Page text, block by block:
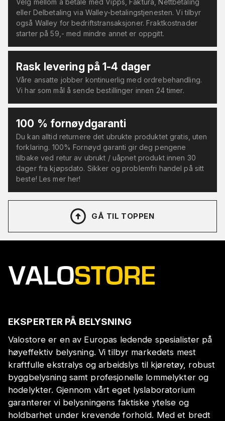
Velg mellom å betale med Vipps, Faktura, Nettbetaling
eller Delbetaling via Walley-betalingstjenesten. Vi tilbyr
også Walley for bedriftstransaksjoner. Fraktkostnader
starter på 59,- med mindre annet er oppgitt.
Rask levering på 1-4 dager
Våre ansatte jobber kontinuerlig med ordrebehandling.
Vi har som mål å sende bestillinger innen 24 timer.
100 % fornøydgaranti
Du kan alltid returnere det ubrukte produktet gratis, uten
forklaring. 100% Fornøyd garanti gir deg pengene
tilbake ved retur av ubrukt / uåpnet produkt innen 30
dager fra kjøpsdato. Sikker og problemfri handel på sitt
beste! Les mer her!
GÅ TIL TOPPEN
EKSPERTER PÅ BELYSNING
Valostore er en av Europas ledende spesialister på
høyeffektiv belysning. Vi tilbyr markedets mest
kraftfulle ekstralys og arbeidslys til kjøretøy, robust
byggbelysning samt profesjonelle lommelykter og
hodelykter. Gjennom vårt eget lyslaboratorium
garanterer vi belysningens faktiske ytelse og
holdbarhet under krevende forhold. Med et bredt